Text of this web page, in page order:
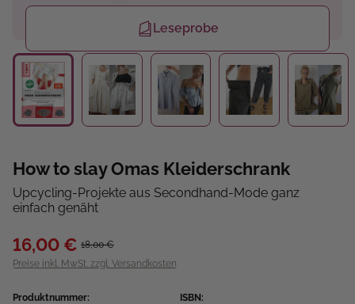
Leseprobe
How to slay Omas Kleiderschrank
Upcycling-Projekte aus Secondhand-Mode ganz
einfach genäht
16,00 € 18,00 €
Preise inkl. MwSt. zzgl. Versandkosten
Produktnummer:
ISBN: